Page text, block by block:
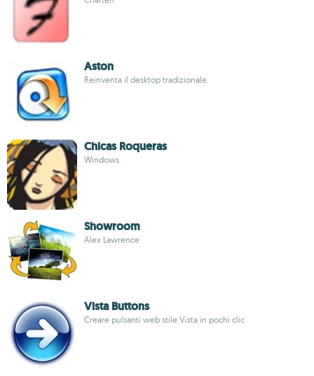
Aston
Reinventa il desktop tradizionale.
Chicas Roqueras
Windows
Showroom
Alex Lawrence
Vista Buttons
Creare pulsanti web stile Vista in pochi clic